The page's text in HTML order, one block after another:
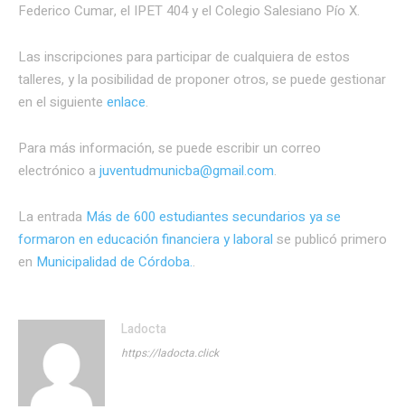
Federico Cumar, el IPET 404 y el Colegio Salesiano Pío X.
Las inscripciones para participar de cualquiera de estos
talleres, y la posibilidad de proponer otros, se puede gestionar
en el siguiente enlace.
Para más información, se puede escribir un correo
electrónico a juventudmunicba@gmail.com.
La entrada Más de 600 estudiantes secundarios ya se
formaron en educación financiera y laboral se publicó primero
en Municipalidad de Córdoba..
Ladocta
https://ladocta.click